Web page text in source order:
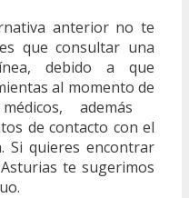
anterior no te
que consultar una
debido a que
al momento de
además
de contacto con el
Si quieres encontrar
te sugerimos